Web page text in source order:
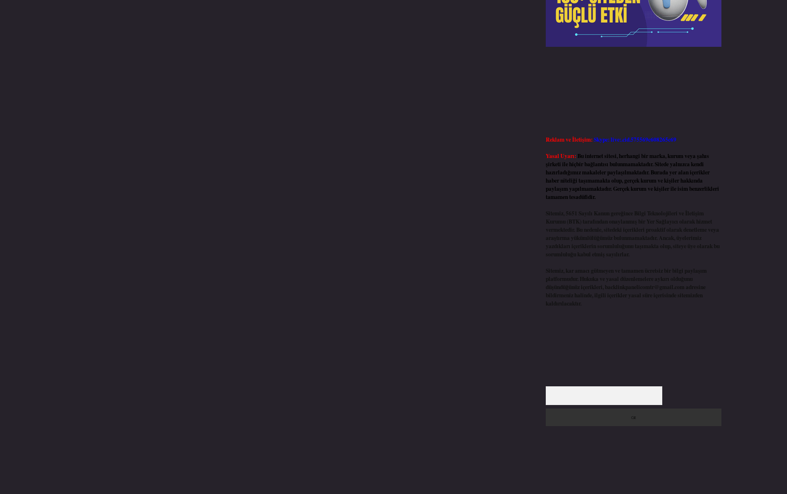
Reklam ve İletişim:Skype: live:.cid.575569c608265c69
Yasal Uyarı: Bu internet sitesi, herhangi bir marka, kurum veya şahıs
şirketi ile hiçbir bağlantısı bulunmamaktadır. Sitede yalnızca kendi
hazırladığımız makaleler paylaşılmaktadır. Burada yer alan içerikler
haber niteliği taşımamakta olup, gerçek kurum ve kişiler hakkında
paylaşım yapılmamaktadır. Gerçek kurum ve kişiler ile isim benzerlikleri
tamamen tesadüfidir.
Sitemiz, 5651 Sayılı Kanun gereğince Bilgi Teknolojileri ve İletişim
Kurumu (BTK) tarafından onaylanmış bir Yer Sağlayıcı olarak hizmet
vermektedir. Bu nedenle, sitedeki içerikleri proaktif olarak denetleme veya
araştırma yükümlülüğümüz bulunmamaktadır. Ancak, üyelerimiz
yazdıkları içeriklerin sorumluluğunu taşımakta olup, siteye üye olarak bu
sorumluluğu kabul etmiş sayılırlar.
Sitemiz, kar amacı gütmeyen ve tamamen ücretsiz bir bilgi paylaşım
platformudur. Hukuka ve yasal düzenlemelere aykırı olduğunu
düşündüğünüz içerikleri, backlinkpanelicomtr@gmail.com adresine
bildirmeniz halinde, ilgili içerikler yasal süre içerisinde sitemizden
kaldırılacaktır.